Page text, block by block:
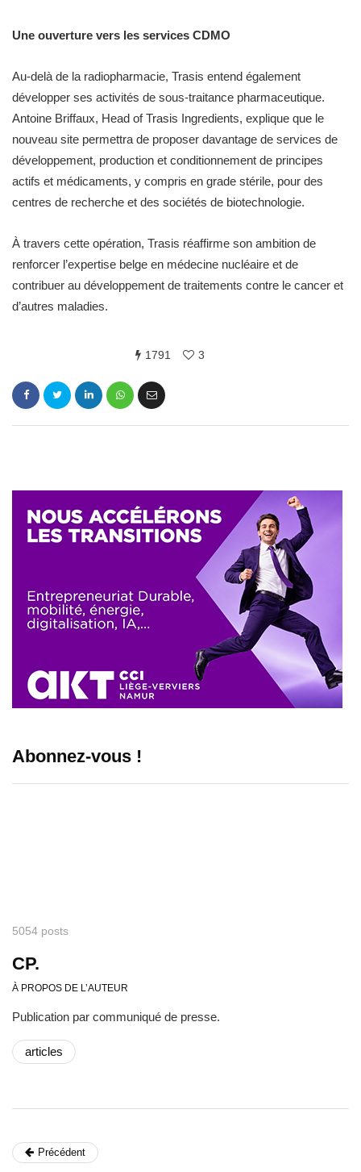
Une ouverture vers les services CDMO
Au-delà de la radiopharmacie, Trasis entend également
développer ses activités de sous-traitance pharmaceutique.
Antoine Briffaux, Head of Trasis Ingredients, explique que le
nouveau site permettra de proposer davantage de services de
développement, production et conditionnement de principes
actifs et médicaments, y compris en grade stérile, pour des
centres de recherche et des sociétés de biotechnologie.
À travers cette opération, Trasis réaffirme son ambition de
renforcer l’expertise belge en médecine nucléaire et de
contribuer au développement de traitements contre le cancer et
d’autres maladies.
1791 3
Abonnez-vous !
5054 posts
CP.
À PROPOS DE L’AUTEUR
Publication par communiqué de presse.
articles
Précédent